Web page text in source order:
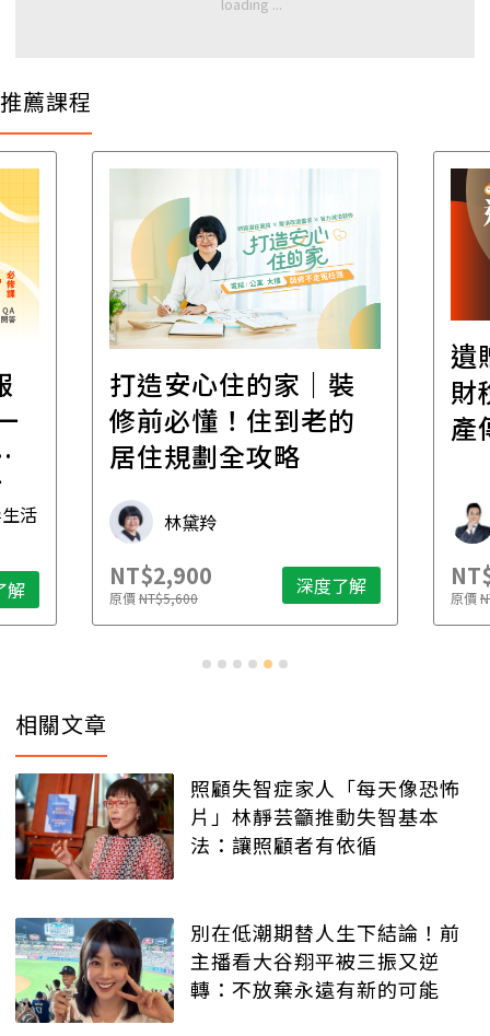
推薦課程
活
解
打造安心住的家｜裝
修前必懂！住到老的
居住規劃全攻略
林黛羚
NT$2,900
原價NT$5,600 深度了解
遺
財
產
原價
相關文章
照顧失智症家人「每天像恐怖
片」林靜芸籲推動失智基本
法：讓照顧者有依循
別在低潮期替人生下結論！前
主播看大谷翔平被三振又逆
轉：不放棄永遠有新的可能